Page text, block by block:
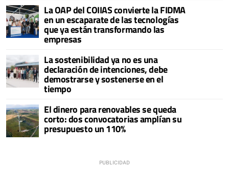
La OAP del COIIAS convierte la FIDMA
en un escaparate de las tecnologías
que ya están transformando las
empresas
La sostenibilidad ya no es una
declaración de intenciones, debe
demostrarse y sostenerse en el
tiempo
El dinero para renovables se queda
corto: dos convocatorias amplían su
presupuesto un 110%